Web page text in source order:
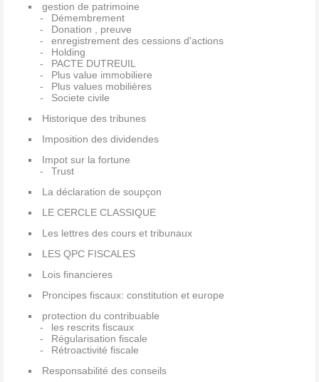
gestion de patrimoine
Démembrement
Donation , preuve
enregistrement des cessions d'actions
Holding
PACTE DUTREUIL
Plus value immobiliere
Plus values mobilières
Societe civile
Historique des tribunes
Imposition des dividendes
Impot sur la fortune
Trust
La déclaration de soupçon
LE CERCLE CLASSIQUE
Les lettres des cours et tribunaux
LES QPC FISCALES
Lois financieres
Proncipes fiscaux: constitution et europe
protection du contribuable
les rescrits fiscaux
Régularisation fiscale
Rétroactivité fiscale
Responsabilité des conseils